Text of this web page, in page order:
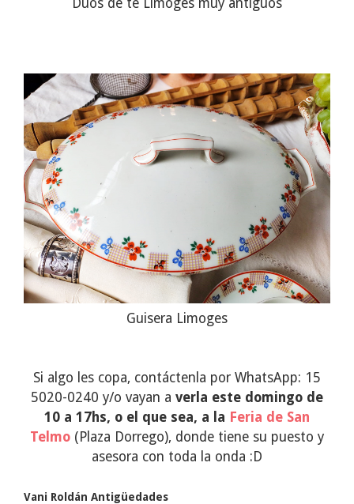
Guisera Limoges
Si algo les copa, contáctenla por WhatsApp: 15
5020-0240 y/o vayan a verla este domingo de
10 a 17hs, o el que sea, a la Feria de San
Telmo (Plaza Dorrego), donde tiene su puesto y
asesora con toda la onda :D
Vani Roldán Antigüedades